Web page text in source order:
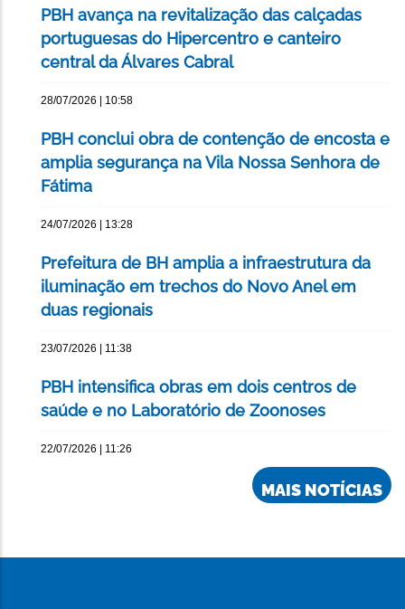
PBH avança na revitalização das calçadas
portuguesas do Hipercentro e canteiro
central da Álvares Cabral
28/07/2026 | 10:58
PBH conclui obra de contenção de encosta e
amplia segurança na Vila Nossa Senhora de
Fátima
24/07/2026 | 13:28
Prefeitura de BH amplia a infraestrutura da
iluminação em trechos do Novo Anel em
duas regionais
23/07/2026 | 11:38
PBH intensifica obras em dois centros de
saúde e no Laboratório de Zoonoses
22/07/2026 | 11:26
MAIS NOTÍCIAS